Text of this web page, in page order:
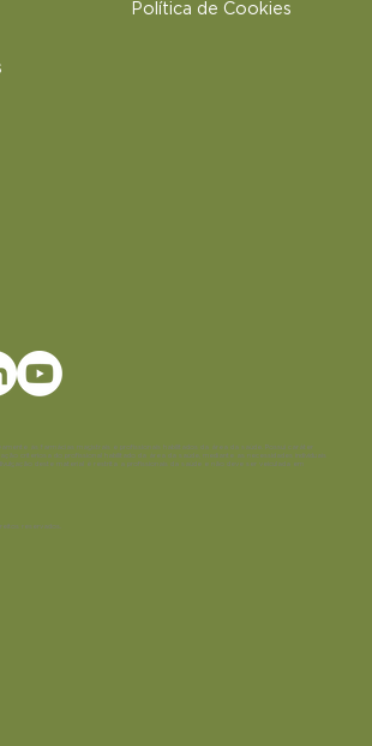
Política de Cookies
às farmácias magistrais e profissionais habilitados da área da saúde. Possui caráter
criteriosa do profissional habilitado da área da saúde, mediante as necessidades individuais
deste material é restrita a profissionais da saúde e não deve ser veiculada em
reservados.